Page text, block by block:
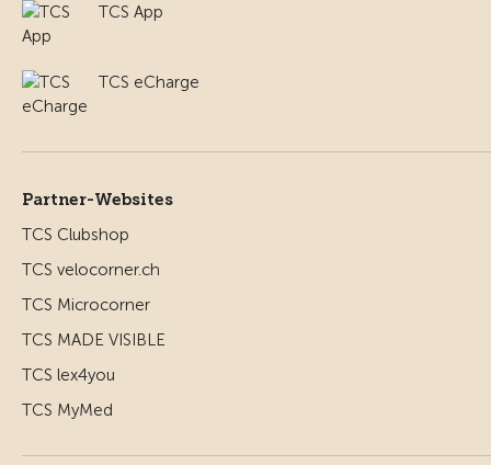
TCS App
TCS eCharge
Partner-Websites
TCS Clubshop
TCS velocorner.ch
TCS Microcorner
TCS MADE VISIBLE
TCS lex4you
TCS MyMed